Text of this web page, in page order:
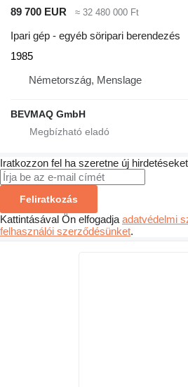
89 700 EUR
≈ 32 480 000 Ft
Ipari gép - egyéb söripari berendezés
1985
Németország, Menslage
BEVMAQ GmbH
Iratkozzon fel ha szeretne új
Feliratkozás
Kattintásával Ön elfogadja adatvédelmi
felhasználói szerződésünket.